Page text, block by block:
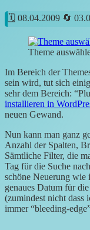
08.04.2009
Theme
Im Bereich der
sein wird, tut sich
sehr dem Bereich:
installieren in
neuen Gewand.
Nun kann man ganz
Anzahl der Spalten,
Sämtliche Filter, die
Tag für die Suche
schöne Neuerung wie
genaues Datum für
(zumindest nicht dass
immer “bleeding-